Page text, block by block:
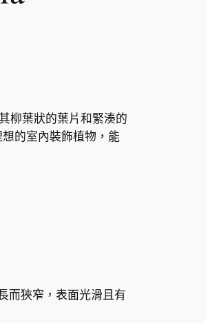
柳葉狀的葉片和緊湊的
的室內裝飾植物，能
而狹窄，表面光滑且有